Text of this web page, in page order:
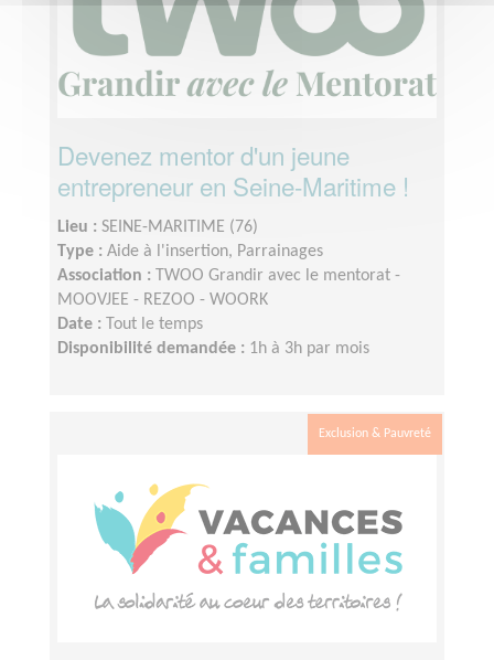
Devenez mentor d'un jeune
entrepreneur en Seine-Maritime !
Lieu : SEINE-MARITIME (76)
Type : Aide à l'insertion, Parrainages
Association :
TWOO Grandir avec le mentorat -
MOOVJEE - REZOO - WOORK
Date :
Tout le temps
Disponibilité demandée : 1h à 3h par mois
Exclusion & Pauvreté